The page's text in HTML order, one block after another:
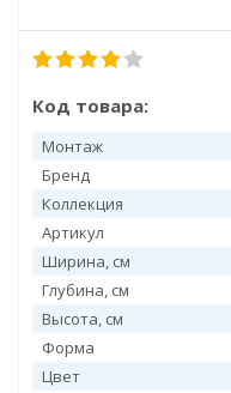
Код товара:
Монтаж
Бренд
Коллекция
Артикул
Ширина, см
Глубина, см
Высота, см
Форма
Цвет